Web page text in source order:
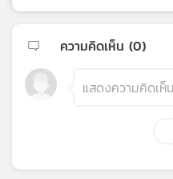
ความคิดเห็น (0)